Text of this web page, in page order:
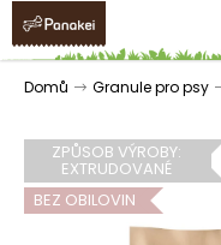
Přejít
obsah
Domů Granule pro psy
ZPŮSOB VÝROBY:
EXTRUDOVANÉ
BEZ OBILOVIN
K
o Zpět
Zpět